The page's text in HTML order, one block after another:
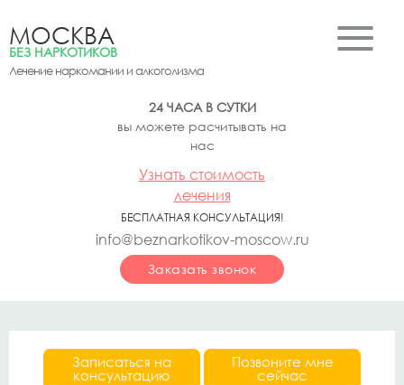
МОСКВА
БЕЗ НАРКОТИКОВ
Лечение наркомании и алкоголизма
24 ЧАСА В СУТКИ
вы можете расчитывать на
нас
Узнать стоимость
лечения
БЕСПЛАТНАЯ КОНСУЛЬТАЦИЯ!
info@beznarkotikov-moscow.ru
Заказать звонок
Записаться на
консультацию
Позвоните мне
сейчас